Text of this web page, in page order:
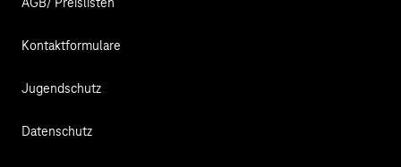
AGB/ Preislisten
Kontaktformulare
Jugendschutz
Datenschutz